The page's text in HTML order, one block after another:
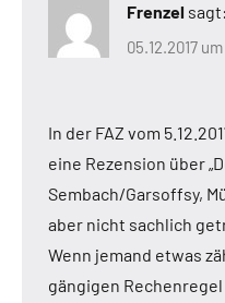
Frenzel sagt:
05.12.2017
In der FAZ vom
eine Rezension über
Sembach/Garsoffsy,
aber nicht sachlich
Wenn jemand etwas
gängigen